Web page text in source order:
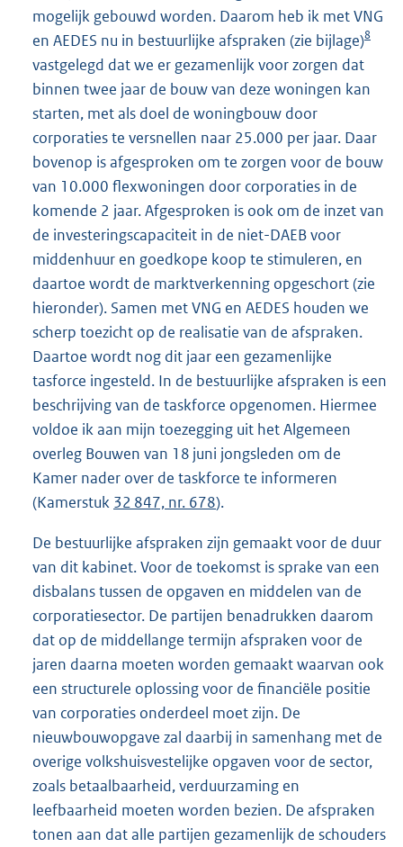
mogelijk gebouwd worden. Daarom heb ik met VNG
en AEDES nu in bestuurlijke afspraken (zie bijlage)8
vastgelegd dat we er gezamenlijk voor zorgen dat
binnen twee jaar de bouw van deze woningen kan
starten, met als doel de woningbouw door
corporaties te versnellen naar 25.000 per jaar. Daar
bovenop is afgesproken om te zorgen voor de bouw
van 10.000 flexwoningen door corporaties in de
komende 2 jaar. Afgesproken is ook om de inzet van
de investeringscapaciteit in de niet-DAEB voor
middenhuur en goedkope koop te stimuleren, en
daartoe wordt de marktverkenning opgeschort (zie
hieronder). Samen met VNG en AEDES houden we
scherp toezicht op de realisatie van de afspraken.
Daartoe wordt nog dit jaar een gezamenlijke
tasforce ingesteld. In de bestuurlijke afspraken is een
beschrijving van de taskforce opgenomen. Hiermee
voldoe ik aan mijn toezegging uit het Algemeen
overleg Bouwen van 18 juni jongsleden om de
Kamer nader over de taskforce te informeren
(Kamerstuk 32 847, nr. 678).
De bestuurlijke afspraken zijn gemaakt voor de duur
van dit kabinet. Voor de toekomst is sprake van een
disbalans tussen de opgaven en middelen van de
corporatiesector. De partijen benadrukken daarom
dat op de middellange termijn afspraken voor de
jaren daarna moeten worden gemaakt waarvan ook
een structurele oplossing voor de financiële positie
van corporaties onderdeel moet zijn. De
nieuwbouwopgave zal daarbij in samenhang met de
overige volkshuisvestelijke opgaven voor de sector,
zoals betaalbaarheid, verduurzaming en
leefbaarheid moeten worden bezien. De afspraken
tonen aan dat alle partijen gezamenlijk de schouders